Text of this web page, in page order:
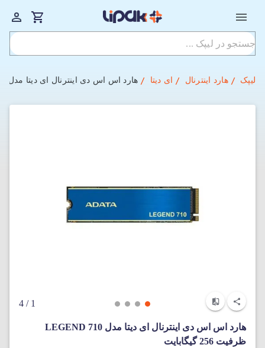
لیپک هارد اینترنال ای دیتا هارد اس اس دی اینترنال ای دیتا مدل LEGEND 710 ظرفیت 256 گیگابایت
1
/ 4
هارد اس اس دی اینترنال ای دیتا مدل LEGEND 710
ظرفیت 256 گیگابایت